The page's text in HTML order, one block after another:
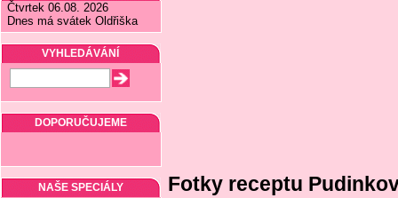
Čtvrtek 06.08. 2026
Dnes má svátek Oldřiška
VYHLEDÁVÁNÍ
DOPORUČUJEME
NAŠE SPECIÁLY
Fotky receptu